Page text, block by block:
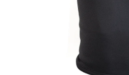
PODVODNÉ SKÚTRE